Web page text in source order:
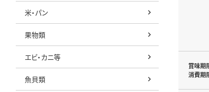
米・パン
果物類
エビ・カニ等
魚貝類
賞味期
消費期